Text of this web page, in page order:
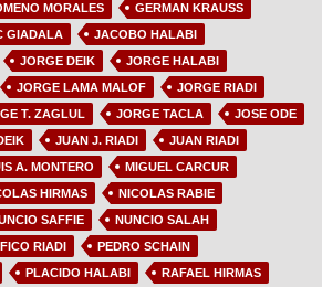
MORALES
GERMAN KRAUSS
GIADALA
JACOBO HALABI
JORGE DEIK
JORGE HALABI
JORGE LAMA MALOF
JORGE RIADI
T. ZAGLUL JORGE TACLA
JOSE ODE
JUAN J. RIADI
JUAN RIADI
A. MONTERO
MIGUEL CARCUR
HIRMAS
NICOLAS RABIE
SAFFIE
NUNCIO SALAH
RIADI
PEDRO SCHAIN
PLACIDO HALABI
RAFAEL HIRMAS